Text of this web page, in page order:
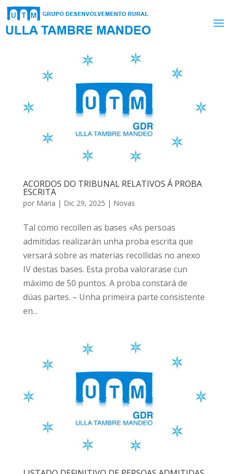
ACORDOS DO TRIBUNAL RELATIVOS Á PROBA
ESCRITA
por Maria | Dic 29, 2025 | Novas
Tal como recollen as bases «As persoas
admitidas realizarán unha proba escrita que
versará sobre as materias recollidas no anexo
IV destas bases. Esta proba valorarase cun
máximo de 50 puntos. A proba constará de
dúas partes. – Unha primeira parte consistente
en...